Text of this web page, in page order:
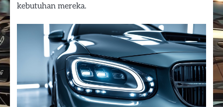
kebutuhan mereka.